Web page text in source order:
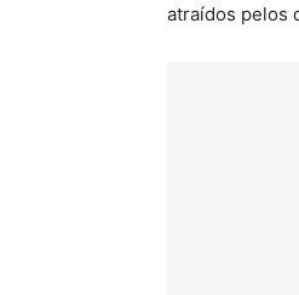
atraídos pelos